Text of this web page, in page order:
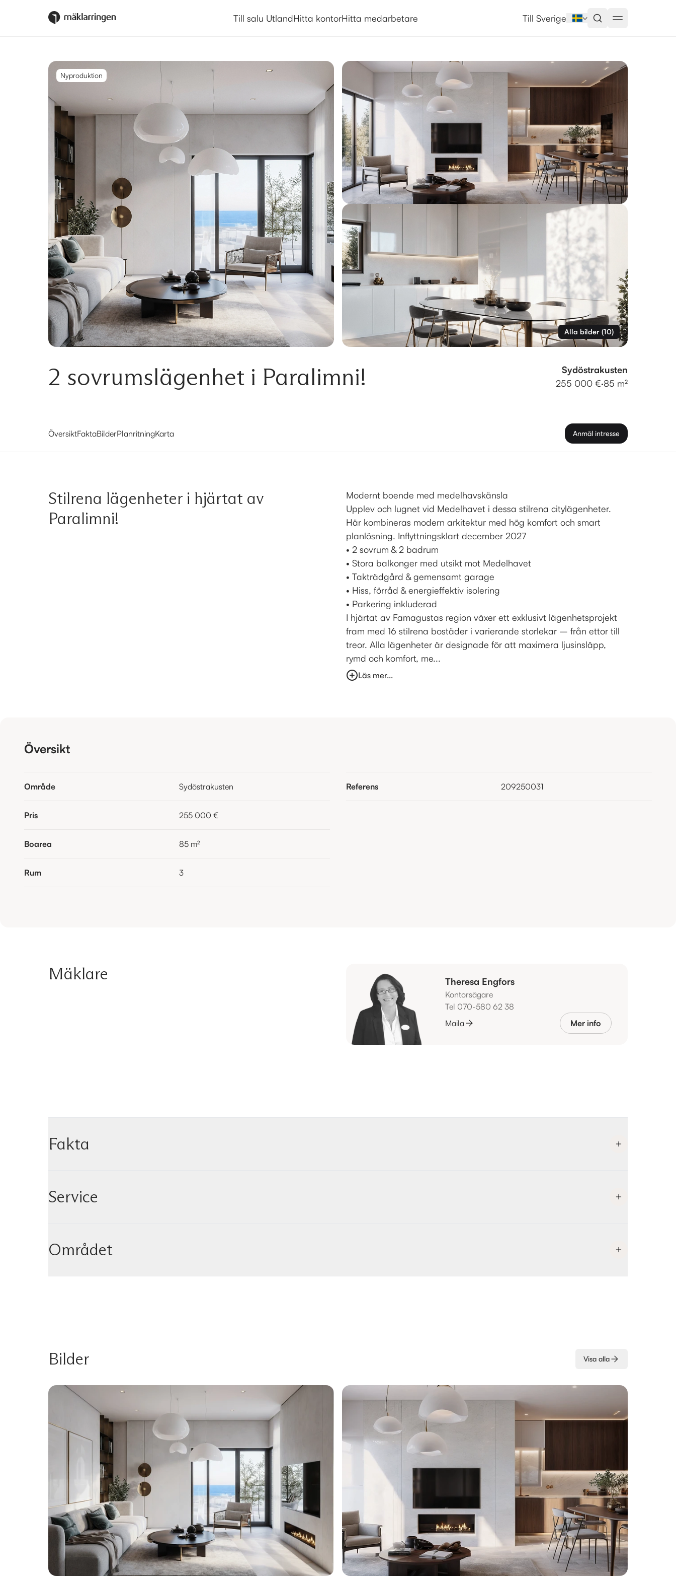
Till salu UtlandHitta kontorHitta medarbetare Till Sverige
Nyproduktion
Alla bilder(10)
2 sovrumslägenhet i Paralimni!
Sydöstrakusten
255 000 €·85 m²
ÖversiktFaktaBilderPlanritningKarta Anmäl intresse
Stilrena lägenheter i hjärtat av
Paralimni!
Modernt boende med medelhavskänsla
Upplev och lugnet vid Medelhavet i dessa stilrena citylägenheter.
Här kombineras modern arkitektur med hög komfort och smart
planlösning. Inflyttningsklart december 2027
• 2 sovrum & 2 badrum
• Stora balkonger med utsikt mot Medelhavet
• Takträdgård & gemensamt garage
• Hiss, förråd & energieffektiv isolering
• Parkering inkluderad
I hjärtat av Famagustas region växer ett exklusivt lägenhetsprojekt
fram med 16 stilrena bostäder i varierande storlekar – från ettor till
treor. Alla lägenheter är designade för att maximera ljusinsläpp,
rymd och komfort, me...
Läs mer...
Översikt
Område Sydöstrakusten
Pris 255 000 €
Boarea 85 m²
Rum 3
Referens 209250031
Mäklare Theresa Engfors
Kontorsägare
Tel 070-580 62 38
Maila
Mer info
Fakta
Service
Området
Bilder Visa alla